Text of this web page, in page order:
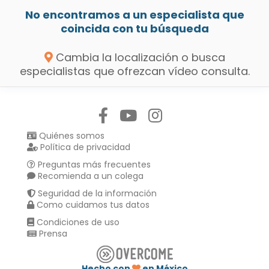
No encontramos a un especialista que
coincida con tu búsqueda
Cambia la localización o busca
especialistas que ofrezcan vídeo consulta.
Quiénes somos
Política de privacidad
Preguntas más frecuentes
Recomienda a un colega
Seguridad de la información
Como cuidamos tus datos
Condiciones de uso
Prensa